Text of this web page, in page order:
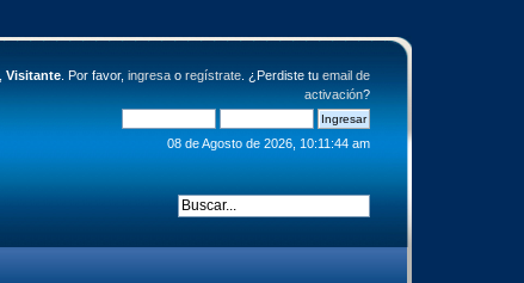
Visitante. Por favor, ingresao regístrate. ¿Perdiste tu email de
activación?
08 de Agosto de 2026, 10:11:44 am